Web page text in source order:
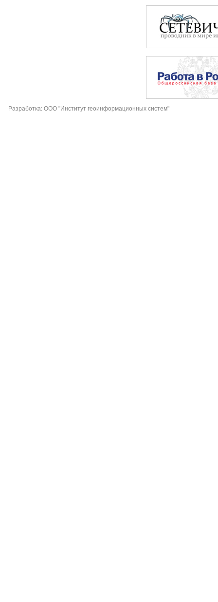
Разработка: ООО "Институт геоинформационных систем"